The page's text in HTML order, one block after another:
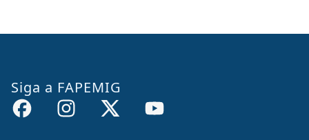
Siga a FAPEMIG